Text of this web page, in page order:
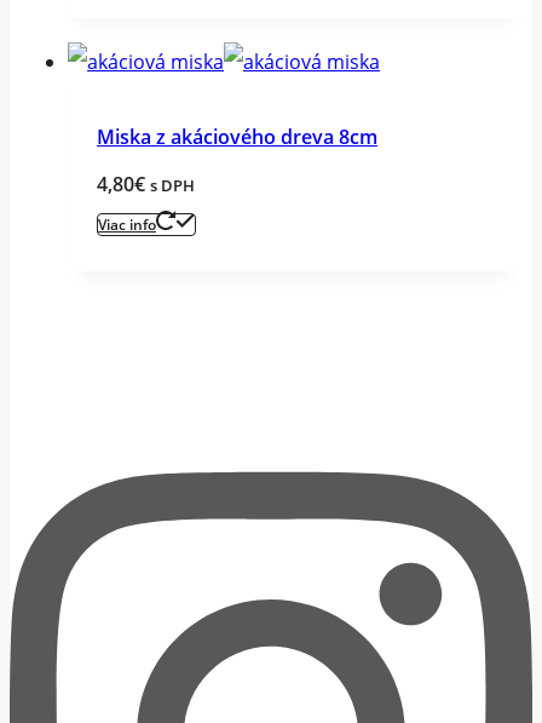
Miska z akáciového dreva 8cm
4,80€ s DPH
Viac info